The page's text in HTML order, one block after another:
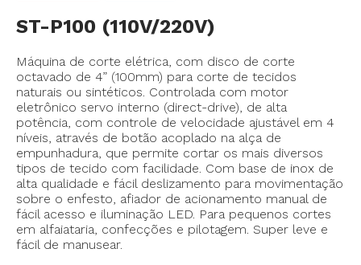
ST-P100 (110V/220V)
Máquina de corte elétrica, com disco de corte
octavado de 4” (100mm) para corte de tecidos
naturais ou sintéticos. Controlada com motor
eletrônico servo interno (direct-drive), de alta
potência, com controle de velocidade ajustável em 4
níveis, através de botão acoplado na alça de
empunhadura, que permite cortar os mais diversos
tipos de tecido com facilidade. Com base de inox de
alta qualidade e fácil deslizamento para movimentação
sobre o enfesto, afiador de acionamento manual de
fácil acesso e iluminação LED. Para pequenos cortes
em alfaiataria, confecções e pilotagem. Super leve e
fácil de manusear.